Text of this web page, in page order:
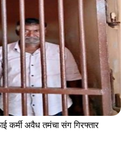
कर्मी अवैध तमंचा संग गिरफ्तार